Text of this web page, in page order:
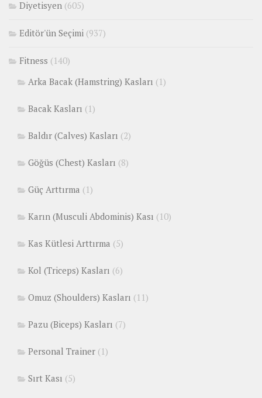
Diyetisyen (605)
Editör'ün Seçimi (937)
Fitness (140)
Arka Bacak (Hamstring) Kasları (1)
Bacak Kasları (1)
Baldır (Calves) Kasları (2)
Göğüs (Chest) Kasları (8)
Güç Arttırma (1)
Karın (Musculi Abdominis) Kası (10)
Kas Kütlesi Arttırma (5)
Kol (Triceps) Kasları (6)
Omuz (Shoulders) Kasları (11)
Pazu (Biceps) Kasları (7)
Personal Trainer (1)
Sırt Kası (5)